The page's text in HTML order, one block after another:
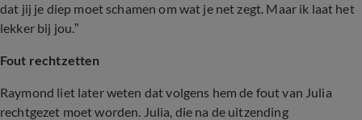
dat jij je diep moet schamen om wat je net zegt. Maar ik laat het
lekker bij jou.”
Fout rechtzetten
Raymond liet later weten dat volgens hem de fout van Julia
rechtgezet moet worden. Julia, die na de uitzending